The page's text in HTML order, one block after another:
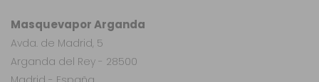
Masquevapor Arganda
Avda. de Madrid, 5
Arganda del Rey - 28500